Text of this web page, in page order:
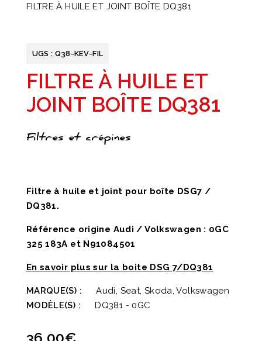
FILTRE À HUILE ET JOINT BOÎTE DQ381
UGS : Q38-KEV-FIL
FILTRE À HUILE ET
JOINT BOÎTE DQ381
Filtres et crépines
Filtre à huile et joint pour boîte DSG7 /
DQ381.
Référence origine Audi / Volkswagen : 0GC
325 183A et N91084501
En savoir plus sur la boite DSG 7/DQ381
MARQUE(S) :
Audi, Seat, Skoda, Volkswagen
MODÈLE(S) :
DQ381 - 0GC